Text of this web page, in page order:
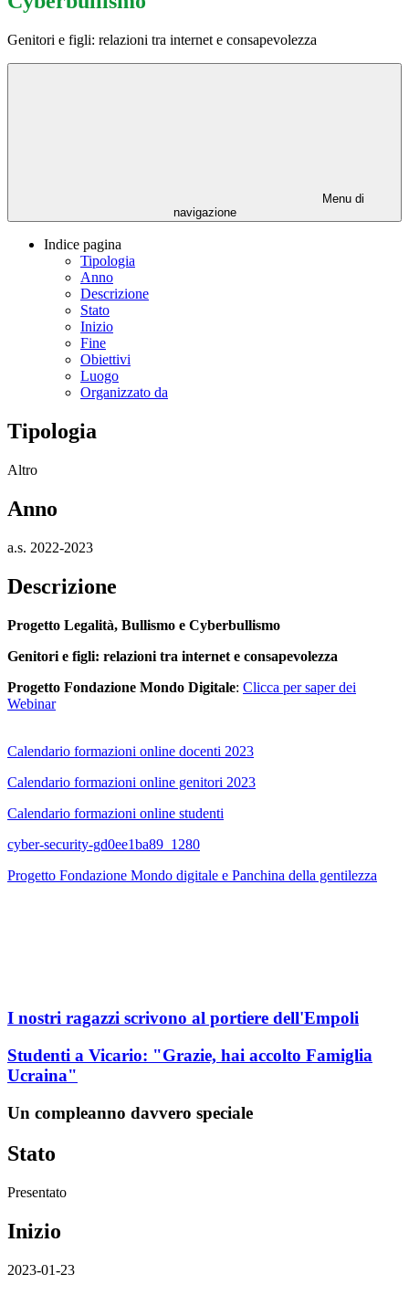
Genitori e figli: relazioni tra internet e consapevolezza
Menu di
navigazione
Indice pagina
Tipologia
Anno
Descrizione
Stato
Inizio
Fine
Obiettivi
Luogo
Organizzato da
Tipologia
Altro
Anno
a.s. 2022-2023
Descrizione
Progetto Legalità, Bullismo e Cyberbullismo
Genitori e figli: relazioni tra internet e consapevolezza
Progetto Fondazione Mondo Digitale: Clicca per saper dei
Webinar
Calendario formazioni online docenti 2023
Calendario formazioni online genitori 2023
Calendario formazioni online studenti
cyber-security-gd0ee1ba89_1280
Progetto Fondazione Mondo digitale e Panchina della gentilezza
I nostri ragazzi scrivono al portiere dell'Empoli
Studenti a Vicario: "Grazie, hai accolto Famiglia
Ucraina"
Un compleanno davvero speciale
Stato
Presentato
Inizio
2023-01-23